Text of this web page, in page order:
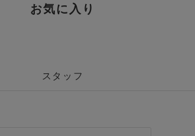
お気に入り
スタッフ